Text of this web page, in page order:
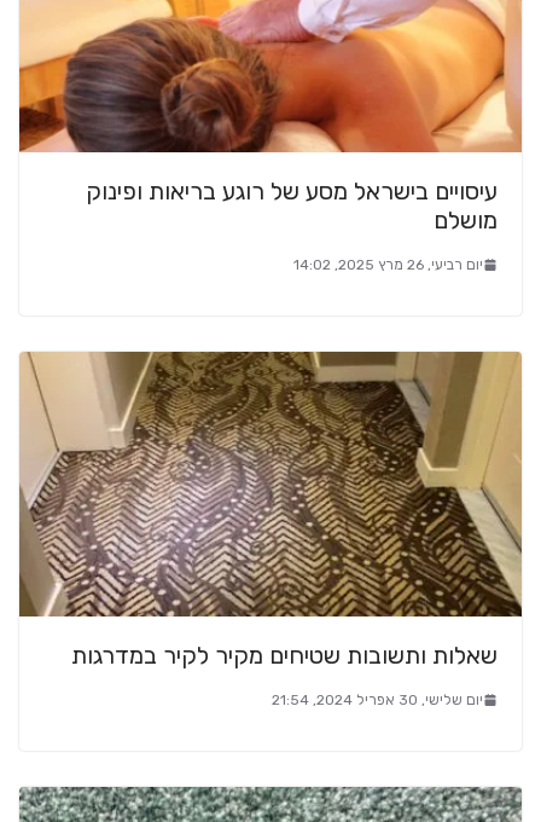
עיסויים בישראל מסע של רוגע בריאות ופינוק
מושלם
יום רביעי, 26 מרץ 2025, 14:02
שאלות ותשובות שטיחים מקיר לקיר במדרגות
יום שלישי, 30 אפריל 2024, 21:54